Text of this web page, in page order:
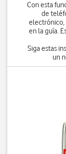
Con esta
de
electrónico,
en la guía.
Siga estas
un